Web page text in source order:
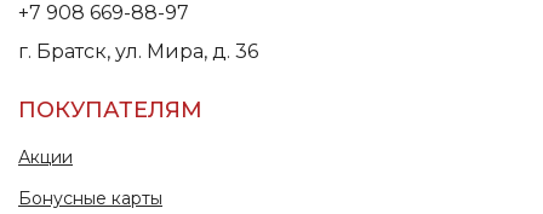
+7 908 669-88-97
г. Братск, ул. Мира, д. 36
ПОКУПАТЕЛЯМ
Акции
Бонусные карты